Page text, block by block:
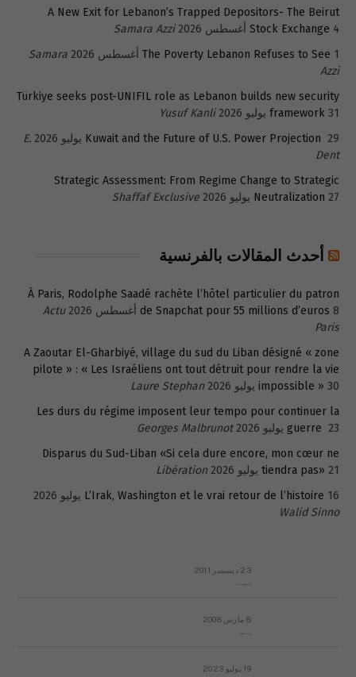
A New Exit for Lebanon’s Trapped Depositors- The Beirut
Stock Exchange 4 أغسطس 2026
Samara Azzi
The Poverty Lebanon Refuses to See 1 أغسطس 2026
Samara
Azzi
Türkiye seeks post-UNIFIL role as Lebanon builds new security
framework 31 يوليو 2026
Yusuf Kanli
Kuwait and the Future of U.S. Power Projection 29 يوليو 2026
E.
Dent
Strategic Assessment: From Regime Change to Strategic
Neutralization 27 يوليو 2026 Shaffaf Exclusive
أحدث المقالات بالفرنسية
À Paris, Rodolphe Saadé rachète l’hôtel particulier du patron
de Snapchat pour 55 millions d’euros 8 أغسطس 2026
Actu
Paris
A Zaoutar El-Gharbiyé, village du sud du Liban désigné « zone
pilote » : « Les Israéliens ont tout détruit pour rendre la vie
impossible » 30 يوليو 2026
Laure Stephan
Les durs du régime imposent leur tempo pour continuer la
guerre 23 يوليو 2026
Georges Malbrunot
Disparus du Sud-Liban «Si cela dure encore, mon cœur ne
tiendra pas» 21 يوليو 2026
Libération
L’Irak, Washington et le vrai retour de l’histoire 16 يوليو 2026
Walid Sinno
23 ديسمبر 2011
8 مارس 2008
19 يوليو 2023